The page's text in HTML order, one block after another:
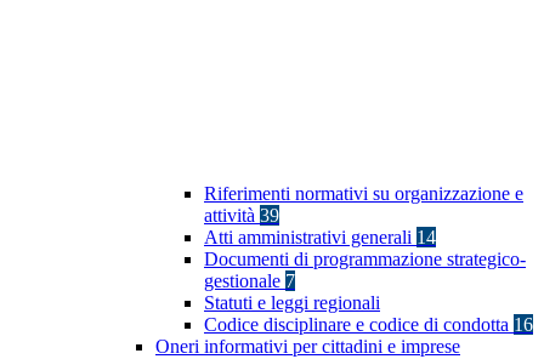
Riferimenti normativi su organizzazione e
attività 39
Atti amministrativi generali 14
Documenti di programmazione strategico-
gestionale 7
Statuti e leggi regionali
Codice disciplinare e codice di condotta 16
Oneri informativi per cittadini e imprese